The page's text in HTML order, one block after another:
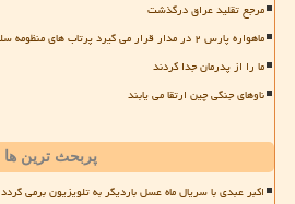
مرجع تقلید عراق درگذشت
ماهواره پارس ۲ در مدار قرار می گیرد پرتاب های منظومه سلیمانی در۱۴۰۵
ما را از پدرمان جدا کردند
ناوهای جنگی چین ارتقا می یابند
پربحث ترین ها
اکبر عبدی با سریال ماه عسل باردیگر به تلویزیون برمی گردد